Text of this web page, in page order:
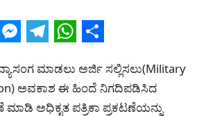
ಮಾಡಲು ಅರ್ಜಿ ಸಲ್ಲಿಸಲು(Military
ಅವಕಾಶ ಈ ಹಿಂದೆ ನಿಗದಿಪಡಿಸಿದ
ಮಾಡಿ ಅಧಿಕೃತ ಪತ್ರಿಕಾ ಪ್ರಕಟಣೆಯನ್ನು